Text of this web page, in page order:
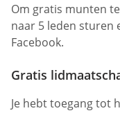
Om gratis munten
naar 5 leden sturen
Facebook.
Gratis
Je hebt toegang tot